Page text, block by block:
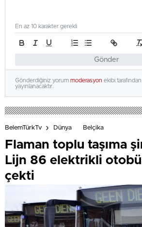
Gönder
En az 10 karakter gerekli
Gönderdiğiniz yorum moderasyon ekibi
yayınlanacaktır.
BelemTürkTv Dünya Belçika
Flaman toplu taşıma
Lijn 86 elektrikli
çekti